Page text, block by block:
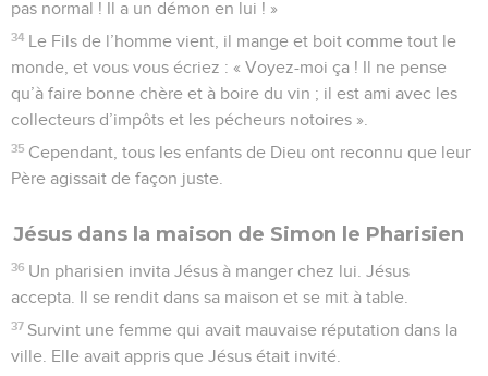
pas normal ! Il a un démon en lui ! »
34 Le Fils de l’homme vient, il mange et boit comme tout le
monde, et vous vous écriez : « Voyez-moi ça ! Il ne pense
qu’à faire bonne chère et à boire du vin ; il est ami avec les
collecteurs d’impôts et les pécheurs notoires ».
35 Cependant, tous les enfants de Dieu ont reconnu que leur
Père agissait de façon juste.
Jésus dans la maison de Simon le Pharisien
36 Un pharisien invita Jésus à manger chez lui. Jésus
accepta. Il se rendit dans sa maison et se mit à table.
37 Survint une femme qui avait mauvaise réputation dans la
ville. Elle avait appris que Jésus était invité.